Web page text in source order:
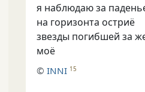
я наблюдаю за
на горизонта остриё
звезды погибшей за
моё
©INNI 15